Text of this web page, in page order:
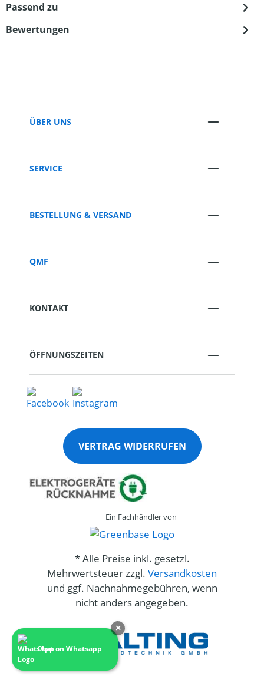
Passend zu
Bewertungen
Chat on Whatsapp
×
ÜBER UNS
SERVICE
BESTELLUNG & VERSAND
QMF
KONTAKT
ÖFFNUNGSZEITEN
VERTRAG WIDERRUFEN
Ein Fachhändler von
* Alle Preise inkl. gesetzl.
Mehrwertsteuer zzgl. Versandkosten
und ggf. Nachnahmegebühren, wenn
nicht anders angegeben.